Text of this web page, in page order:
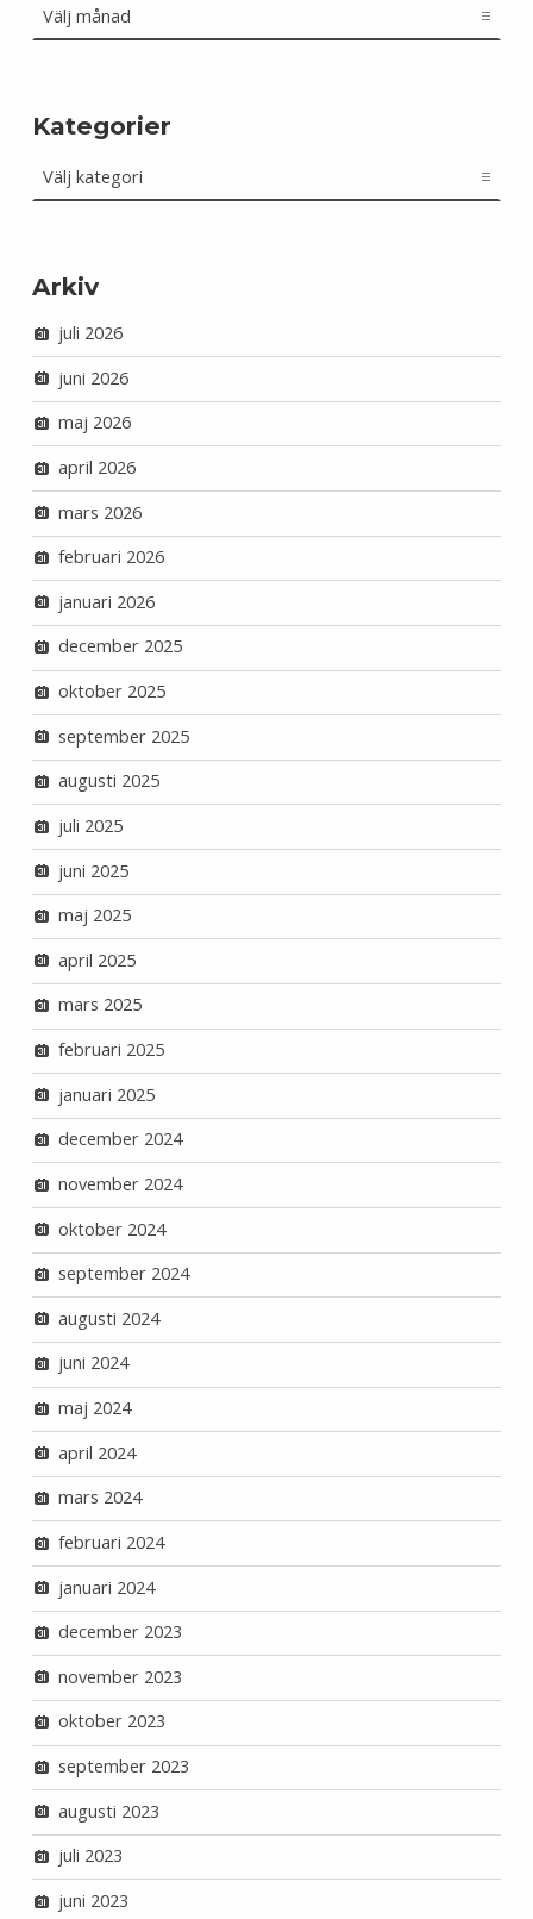
Kategorier
Arkiv
juli 2026
juni 2026
maj 2026
april 2026
mars 2026
februari 2026
januari 2026
december 2025
oktober 2025
september 2025
augusti 2025
juli 2025
juni 2025
maj 2025
april 2025
mars 2025
februari 2025
januari 2025
december 2024
november 2024
oktober 2024
september 2024
augusti 2024
juni 2024
maj 2024
april 2024
mars 2024
februari 2024
januari 2024
december 2023
november 2023
oktober 2023
september 2023
augusti 2023
juli 2023
juni 2023